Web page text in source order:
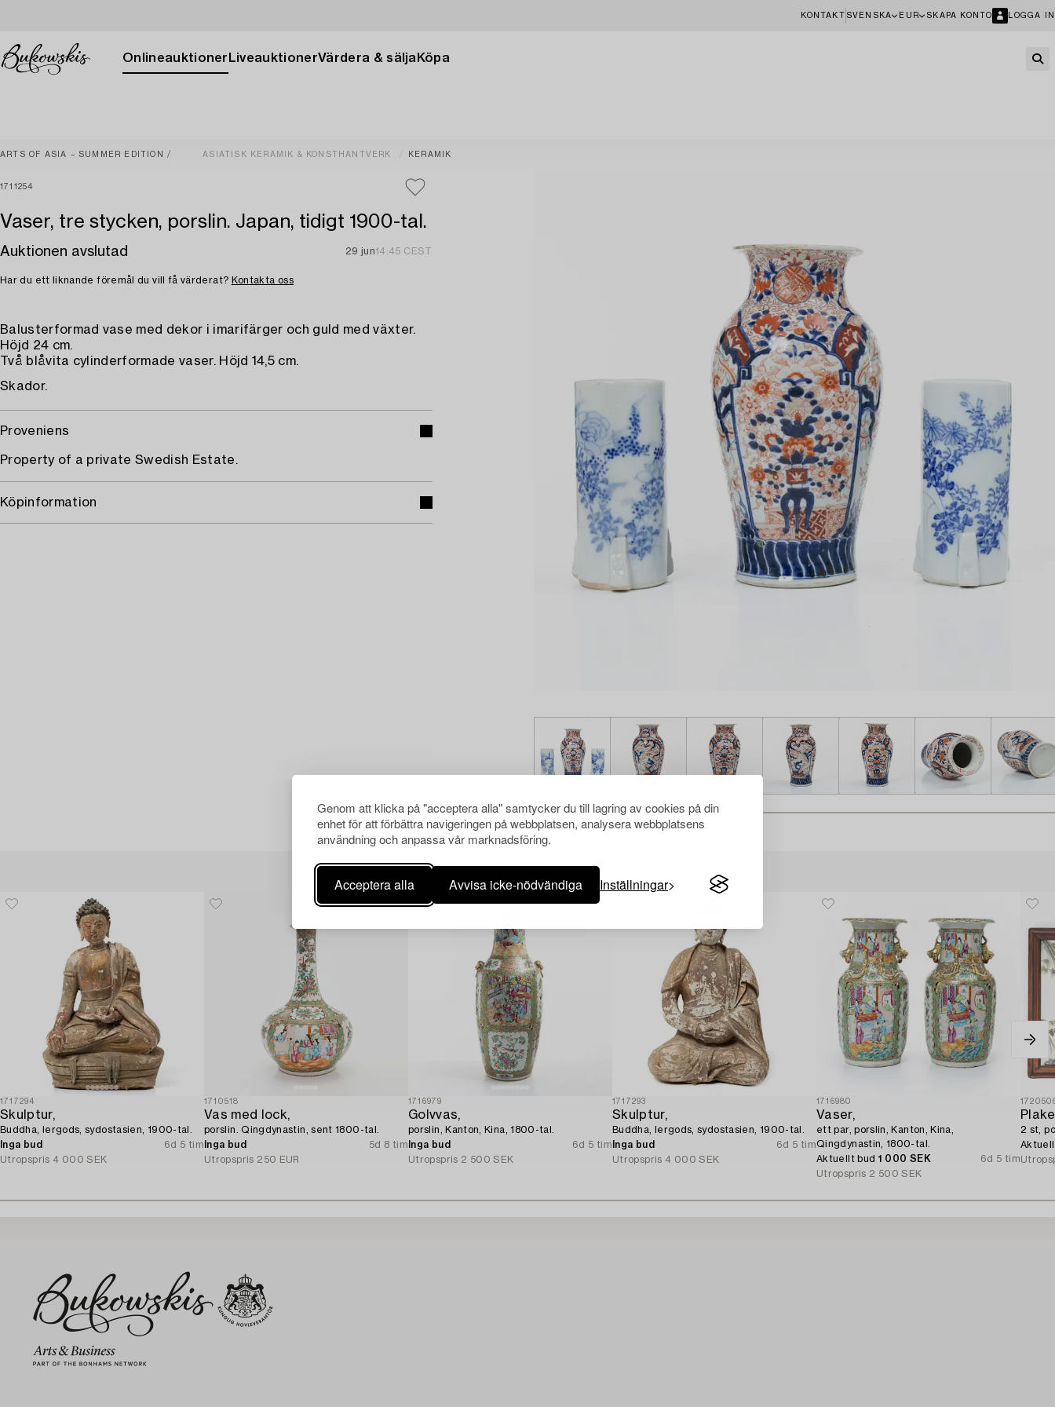
Genom att klicka på "acceptera alla" samtycker du till lagring av cookies på din
enhet för att förbättra navigeringen på webbplatsen, analysera webbplatsens
användning och anpassa vår marknadsföring.
Acceptera alla Avvisa icke-nödvändiga Inställningar
KONTAKT SVENSKA EUR SKAPA KONTO LOGGA IN
Onlineauktioner LiveauktionerVärdera & sälja Köpa
ARTS OF ASIA – SUMMER EDITION ASIATISK KERAMIK & KONSTHANTVERK KERAMIK
1711254
Vaser, tre stycken, porslin. Japan, tidigt 1900-tal.
Auktionen avslutad 29 jun14:45 CEST
Har du ett liknande föremål du vill få värderat? Kontakta oss
Balusterformad vase med dekor i imarifärger och guld med växter.
Höjd 24 cm.
Två blåvita cylinderformade vaser. Höjd 14,5 cm.
Skador.
Proveniens
Property of a private Swedish Estate.
Köpinformation
Andra har även tittat på
1717294
Skulptur,
Buddha, lergods, sydostasien, 1900-tal.
Inga bud
6d 5 tim
Utropspris 4 000 SEK
1710518
Vas med lock,
porslin. Qingdynastin, sent 1800-tal.
Inga bud
5d 8 tim
Utropspris 250 EUR
1716979
Golvvas,
porslin, Kanton, Kina, 1800-tal.
Inga bud
6d 5 tim
Utropspris 2 500 SEK
1717293
Skulptur,
Buddha, lergods, sydostasien, 1900-tal.
Inga bud
6d 5 tim
Utropspris 4 000 SEK
1716980
Vaser,
ett par, porslin, Kanton, Kina,
Qingdynastin, 1800-tal.
Aktuellt bud 1 000 SEK
6d 5 tim
Utropspris 2 500 SEK
2 st,